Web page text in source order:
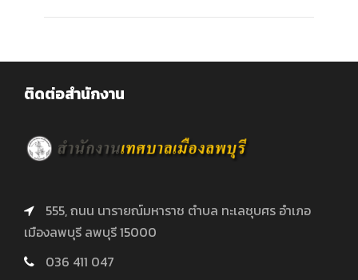
ติดต่อสำนักงาน
555, ถนน นารายณ์มหาราช ตำบล ทะเลชุบศร อำเภอ
เมืองลพบุรี ลพบุรี 15000
036 411 047